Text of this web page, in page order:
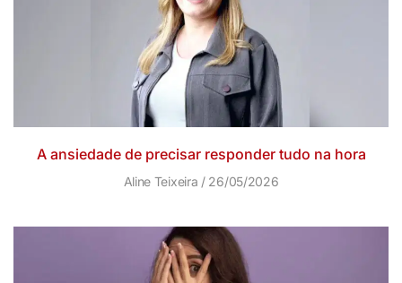
A ansiedade de precisar responder tudo na hora
Aline Teixeira 26/05/2026